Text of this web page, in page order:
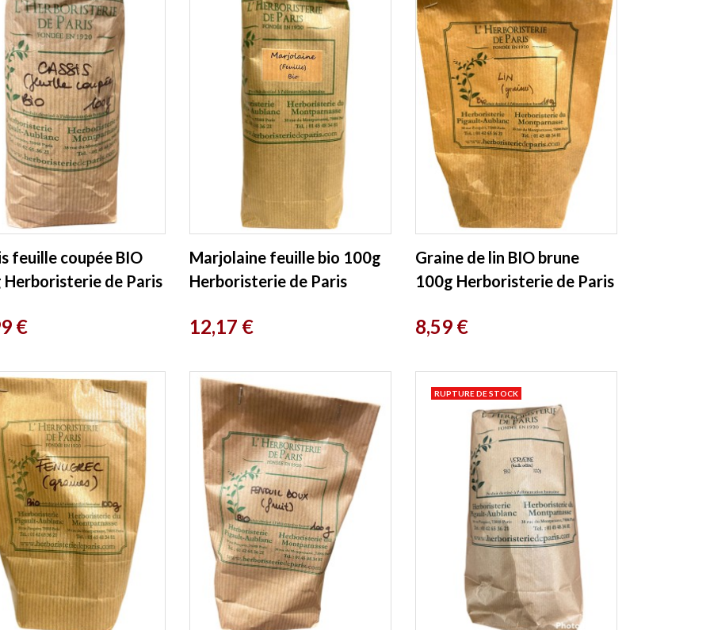
feuille coupée BIO
Herboristerie de Paris
€
Marjolaine feuille bio 100g
Herboristerie de Paris
Prix
12,17 €
Graine de lin BIO brune
100g Herboristerie de Paris
Prix
8,59 €
RUPTURE DE STOCK